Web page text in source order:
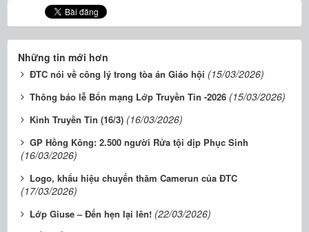
Những tin mới hơn
ĐTC nói về công lý trong tòa án Giáo hội (15/03/2026)
Thông báo lễ Bổn mạng Lớp Truyền Tin -2026 (15/03/2026)
Kinh Truyền Tin (16/3) (16/03/2026)
GP Hồng Kông: 2.500 người Rửa tội dịp Phục Sinh
(16/03/2026)
Logo, khẩu hiệu chuyến thăm Camerun của ĐTC
(17/03/2026)
Lớp Giuse – Đến hẹn lại lên! (22/03/2026)